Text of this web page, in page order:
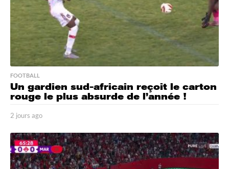
FOOTBALL
Un gardien sud-africain reçoit le carton
rouge le plus absurde de l’année !
2 jours ago
o
u
r
s